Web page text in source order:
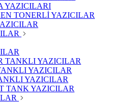
YAZICILARI
TONERLİ YAZICILAR
TANKLI YAZICILAR
YAZICILAR
YAZICILAR
TANK YAZICILAR